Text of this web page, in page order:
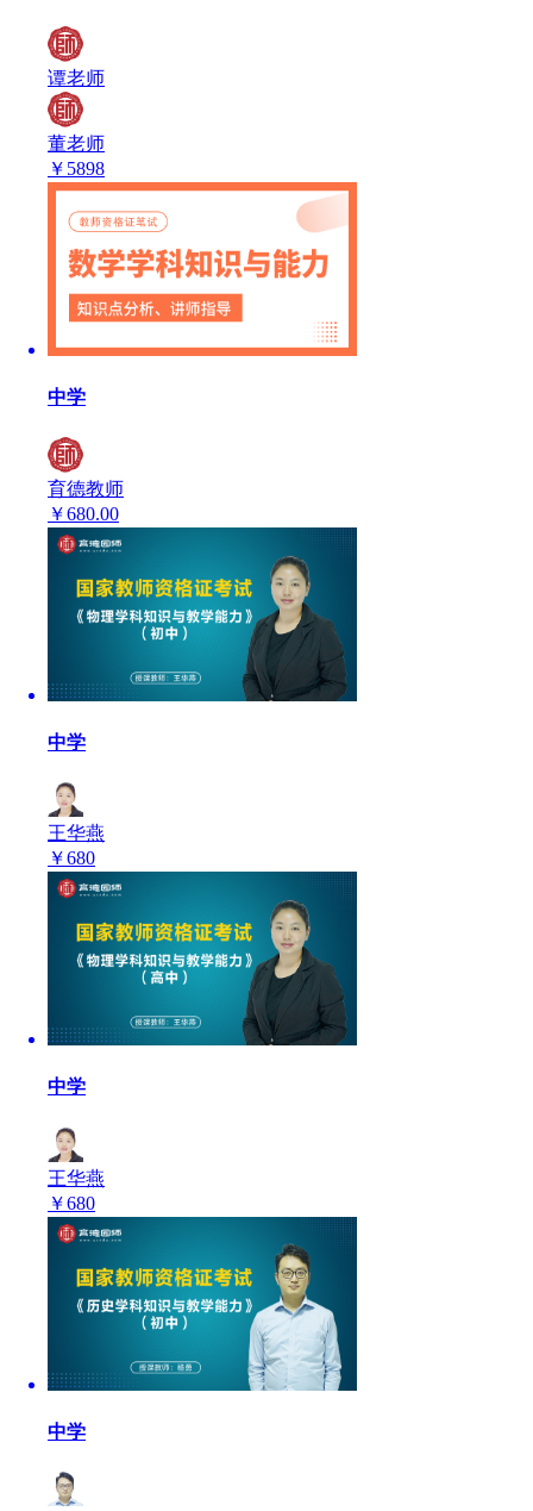
谭老师
董老师
￥ 5898
中学
育德教师
￥680.00
中学
王华燕
￥680
中学
王华燕
￥680
中学